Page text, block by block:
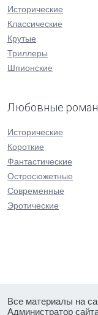
Исторические
Классические
Крутые
Триллеры
Шпионские
Любовные
Исторические
Короткие
Фантастические
Остросюжетные
Современные
Эротические
Все материалы на
Администратор